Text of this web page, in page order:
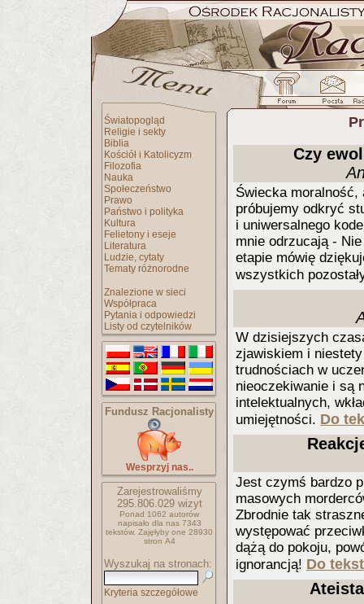
Światopogląd
Religie i sekty
Biblia
Kościół i Katolicyzm
Filozofia
Nauka
Społeczeństwo
Prawo
Państwo i polityka
Kultura
Felietony i eseje
Literatura
Ludzie, cytaty
Tematy różnorodne
Znalezione w sieci
Współpraca
Pytania i odpowiedzi
Listy od czytelników
Fundusz Racjonalisty
Wesprzyj nas..
Zarejestrowaliśmy
295.806.029wizyt
Ponad 1062 autorów
napisało dla nas 7343
tekstów. Zajęłyby one 28930
stron A4
Wyszukaj na stronach:
Kryteria szczegółowe
Czy
Świecka
próbujemy odkryć
i uniwersalnego
mnie odrzucają -
etapie mówię
wszystkich
W dzisiejszych
zjawiskiem i
trudnościach w
nieoczekiwanie i są
intelektualnych,
umiejętności. Do
Jest czymś bardzo
masowych
Zbrodnie tak
występować
dążą do pokoju,
ignorancją! Do